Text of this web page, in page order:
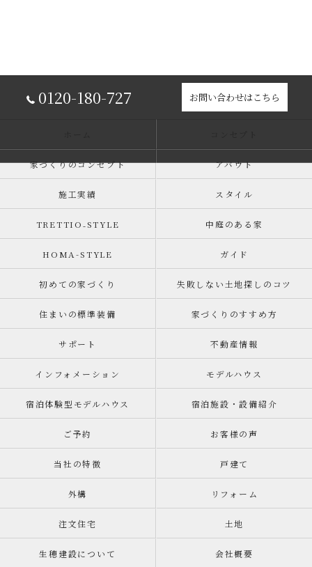
0120-180-727 お問い合わせはこちら
家づくりのコンセプト アバウト
施工実績 スタイル
TRETTIO₋STYLE 中庭のある家
HOMA-STYLE ガイド
初めての家づくり 失敗しない土地探しのコツ
住まいの標準装備 家づくりのすすめ方
サポート 不動産情報
インフォメーション モデルハウス
宿泊体験型モデルハウス 宿泊施設・設備紹介
ご予約 お客様の声
当社の特徴 戸建て
外構 リフォーム
注文住宅 土地
生穂建設について 会社概要